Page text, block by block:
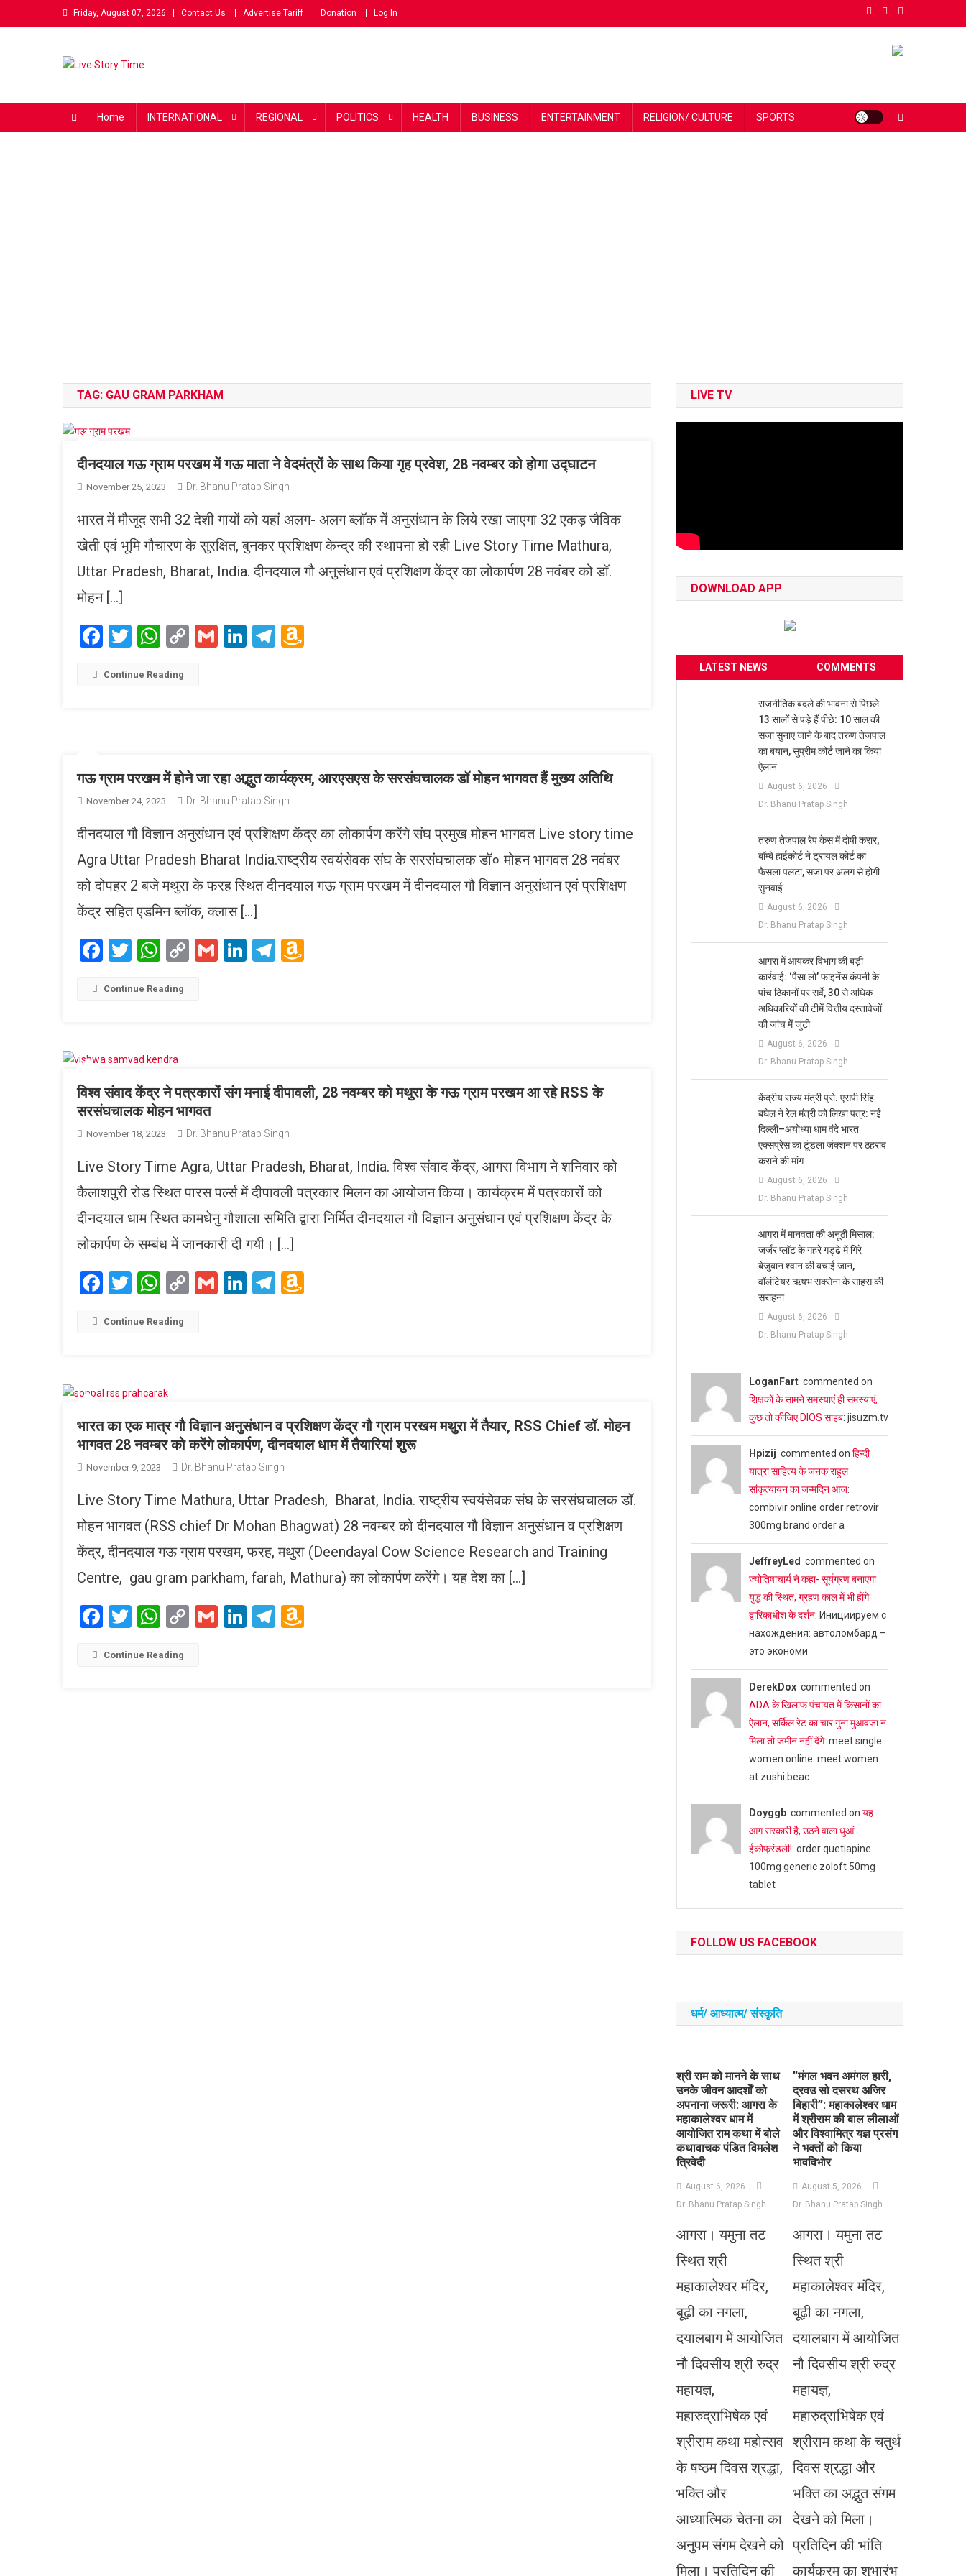
to
Friday, August 07, 2026 Contact Us Advertise Tariff Donation Log In
Home INTERNATIONAL REGIONAL POLITICS HEALTH BUSINESS ENTERTAINMENT RELIGION/ CULTURE SPORTS
TAG: GAU GRAM PARKHAM
दीनदयाल गऊ ग्राम परखम में गऊ माता ने वेदमंत्रों के साथ किया गृह प्रवेश, 28 नवम्बर को होगा उद्घाटन
November 25, 2023 Dr. Bhanu Pratap Singh
भारत में मौजूद सभी 32 देशी गायों को यहां अलग- अलग ब्लॉक में अनुसंधान के लिये रखा जाएगा 32 एकड़ जैविक
खेती एवं भूमि गौचारण के सुरक्षित, बुनकर प्रशिक्षण केन्द्र की स्थापना हो रही Live Story Time Mathura,
Uttar Pradesh, Bharat, India. दीनदयाल गौ अनुसंधान एवं प्रशिक्षण केंद्र का लोकार्पण 28 नवंबर को डॉ.
मोहन […]
Facebook
Twitter
WhatsApp
CopyGmailLinkedIn
Telegram
Continue Reading
गऊ ग्राम परखम में होने जा रहा अद्भुत कार्यक्रम, आरएसएस के सरसंघचालक डॉ मोहन भागवत हैं मुख्य अतिथि
November 24, 2023 Dr. Bhanu Pratap Singh
दीनदयाल गौ विज्ञान अनुसंधान एवं प्रशिक्षण केंद्र का लोकार्पण करेंगे संघ प्रमुख मोहन भागवत Live story time
Agra Uttar Pradesh Bharat India.राष्ट्रीय स्वयंसेवक संघ के सरसंघचालक डॉ० मोहन भागवत 28 नवंबर
को दोपहर 2 बजे मथुरा के फरह स्थित दीनदयाल गऊ ग्राम परखम में दीनदयाल गौ विज्ञान अनुसंधान एवं प्रशिक्षण
केंद्र सहित एडमिन ब्लॉक, क्लास […]
Facebook
Twitter
WhatsApp
CopyGmailLinkedIn
Telegram
Continue Reading
विश्व संवाद केंद्र ने पत्रकारों संग मनाई दीपावली, 28 नवम्बर को मथुरा के गऊ ग्राम परखम आ रहे RSS के
सरसंघचालक मोहन भागवत
November 18, 2023 Dr. Bhanu Pratap Singh
Live Story Time Agra, Uttar Pradesh, Bharat, India. विश्व संवाद केंद्र, आगरा विभाग ने शनिवार को
कैलाशपुरी रोड स्थित पारस पर्ल्स में दीपावली पत्रकार मिलन का आयोजन किया। कार्यक्रम में पत्रकारों को
दीनदयाल धाम स्थित कामधेनु गौशाला समिति द्वारा निर्मित दीनदयाल गौ विज्ञान अनुसंधान एवं प्रशिक्षण केंद्र के
लोकार्पण के सम्बंध में जानकारी दी गयी। […]
Facebook
TwitterWhatsApp
CopyGmailLinkedIn
Telegram
Continue Reading
भारत का एक मात्र गौ विज्ञान अनुसंधान व प्रशिक्षण केंद्र गौ ग्राम परखम मथुरा में तैयार, RSS Chief डॉ. मोहन
भागवत 28 नवम्बर को करेंगे लोकार्पण, दीनदयाल धाम में तैयारियां शुरू
November 9, 2023 Dr. Bhanu Pratap Singh
Live Story Time Mathura, Uttar Pradesh, Bharat, India. राष्ट्रीय स्वयंसेवक संघ के सरसंघचालक डॉ.
मोहन भागवत (RSS chief Dr Mohan Bhagwat) 28 नवम्बर को दीनदयाल गौ विज्ञान अनुसंधान व प्रशिक्षण
केंद्र, दीनदयाल गऊ ग्राम परखम, फरह, मथुरा (Deendayal Cow Science Research and Training
Centre, gau gram parkham, farah, Mathura) का लोकार्पण करेंगे। यह देश का […]
Facebook
Twitter
WhatsApp
CopyGmailLinkedIn
Telegram
Continue Reading
LIVE TV
DOWNLOAD APP
LATEST NEWS COMMENTS
राजनीतिक बदले की भावना से पिछले
13 सालों से पड़े हैं पीछे: 10 साल की
सजा सुनाए जाने के बाद तरुण तेजपाल
का बयान, सुप्रीम कोर्ट जाने का किया
ऐलान
August 6, 2026
Dr. Bhanu Pratap Singh
तरुण तेजपाल रेप केस में दोषी करार,
बॉम्बे हाईकोर्ट ने ट्रायल कोर्ट का
फैसला पलटा, सजा पर अलग से होगी
सुनवाई
August 6, 2026
Dr. Bhanu Pratap Singh
आगरा में आयकर विभाग की बड़ी
कार्रवाई: ‘पैसा लो’ फाइनेंस कंपनी के
पांच ठिकानों पर सर्वे, 30 से अधिक
अधिकारियों की टीमें वित्तीय दस्तावेजों
की जांच में जुटी
August 6, 2026
Dr. Bhanu Pratap Singh
केंद्रीय राज्य मंत्री प्रो. एसपी सिंह
बघेल ने रेल मंत्री को लिखा पत्र: नई
दिल्ली–अयोध्या धाम वंदे भारत
एक्सप्रेस का टूंडला जंक्शन पर ठहराव
कराने की मांग
August 6, 2026
Dr. Bhanu Pratap Singh
आगरा में मानवता की अनूठी मिसाल:
जर्जर प्लॉट के गहरे गड्ढे में गिरे
बेजुबान श्वान की बचाई जान,
वॉलंटियर ऋषभ सक्सेना के साहस की
सराहना
August 6, 2026
Dr. Bhanu Pratap Singh
LoganFartcommented on
शिक्षकों के सामने समस्याएं ही समस्याएं,
कुछ तो कीजिए DIOS साहब: jisuzm.tv
Hpizij commented on हिन्दी
यात्रा साहित्य के जनक राहुल
सांकृत्यायन का जन्‍मदिन आज:
combivir online order retrovir
300mg brand order a
JeffreyLed commented on
ज्योतिषाचार्य ने कहा- सूर्यग्रण बनाएगा
युद्ध की स्थित, ग्रहण काल में भी होंगे
द्वारिकाधीश के दर्शन: Инициируем с
нахождения: автоломбард –
это экономи
DerekDoxcommented on
ADA के खिलाफ पंचायत में किसानों का
ऐलान, सर्किल रेट का चार गुना मुआवजा न
मिला तो जमीन नहीं देंगे: meet single
women online: meet women
at zushi beac
Doyggbcommented on यह
आग सरकारी है, उठने वाला धुआं
ईकोफ्रंडली!: order quetiapine
100mg generic zoloft 50mg
tablet
FOLLOW US FACEBOOK
धर्म/ आध्‍यात्‍म/ संस्‍कृति
​श्री राम को मानने के साथ
उनके जीवन आदर्शों को
अपनाना जरूरी: आगरा के
महाकालेश्वर धाम में
आयोजित राम कथा में बोले
कथावाचक पंडित विमलेश
त्रिवेदी
August 6, 2026
Dr. Bhanu Pratap Singh
आगरा। यमुना तट
स्थित श्री
महाकालेश्वर मंदिर,
बूढ़ी का नगला,
दयालबाग में आयोजित
नौ दिवसीय श्री रुद्र
महायज्ञ,
महारुद्राभिषेक एवं
श्रीराम कथा महोत्सव
के षष्ठम दिवस श्रद्धा,
भक्ति और
आध्यात्मिक चेतना का
अनुपम संगम देखने को
मिला। प्रतिदिन की
​”मंगल भवन अमंगल हारी,
द्रवउ सो दसरथ अजिर
बिहारी”: महाकालेश्वर धाम
में श्रीराम की बाल लीलाओं
और विश्वामित्र यज्ञ प्रसंग
ने भक्तों को किया
भावविभोर
August 5, 2026
Dr. Bhanu Pratap Singh
आगरा। यमुना तट
स्थित श्री
महाकालेश्वर मंदिर,
बूढ़ी का नगला,
दयालबाग में आयोजित
नौ दिवसीय श्री रुद्र
महायज्ञ,
महारुद्राभिषेक एवं
श्रीराम कथा के चतुर्थ
दिवस श्रद्धा और
भक्ति का अद्भुत संगम
देखने को मिला।
प्रतिदिन की भांति
कार्यक्रम का शुभारंभ